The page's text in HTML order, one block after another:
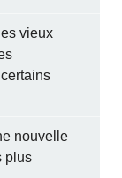
vieux
nouvelle
plus